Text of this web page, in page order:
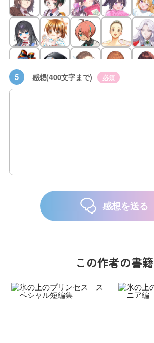
5 感想(400文字まで) 必須
感想を送る
この作者の書籍